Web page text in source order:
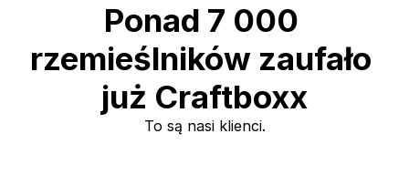
Ponad 7 000
rzemieślników zaufało
już Craftboxx
To są nasi klienci.